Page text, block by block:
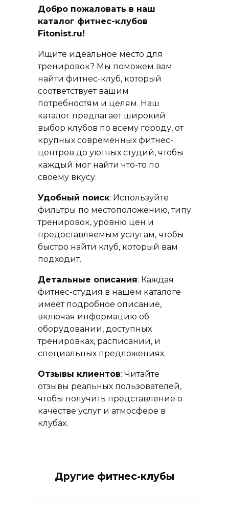
Добро пожаловать в наш
каталог фитнес-клубов
Fitonist.ru!
Ищите идеальное место для
тренировок? Мы поможем вам
найти фитнес-клуб, который
соответствует вашим
потребностям и целям. Наш
каталог предлагает широкий
выбор клубов по всему городу, от
крупных современных фитнес-
центров до уютных студий, чтобы
каждый мог найти что-то по
своему вкусу.
Удобный поиск: Используйте
фильтры по местоположению, типу
тренировок, уровню цен и
предоставляемым услугам, чтобы
быстро найти клуб, который вам
подходит.
Детальные описания: Каждая
фитнес-студия в нашем каталоге
имеет подробное описание,
включая информацию об
оборудовании, доступных
тренировках, расписании, и
специальных предложениях.
Отзывы клиентов: Читайте
отзывы реальных пользователей,
чтобы получить представление о
качестве услуг и атмосфере в
клубах.
Другие фитнес-клубы